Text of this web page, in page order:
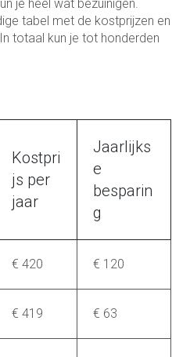
je heel wat bezuinigen.
tabel met de kostprijzen en
totaal kun je tot honderden
Kostpri
js per
jaar
Jaarlijks
e
besparin
g
€ 420 € 120
€ 419 € 63